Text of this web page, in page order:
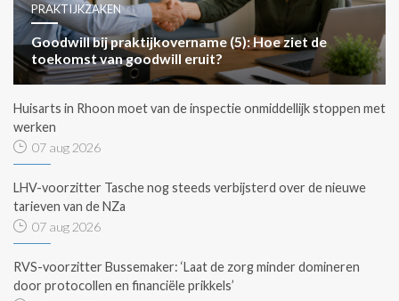
PRAKTIJKZAKEN
Goodwill bij praktijkovername (5): Hoe ziet de
toekomst van goodwill eruit?
Huisarts in Rhoon moet van de inspectie onmiddellijk stoppen met
werken
07 aug 2026
LHV-voorzitter Tasche nog steeds verbijsterd over de nieuwe
tarieven van de NZa
07 aug 2026
RVS-voorzitter Bussemaker: ‘Laat de zorg minder domineren
door protocollen en financiële prikkels’